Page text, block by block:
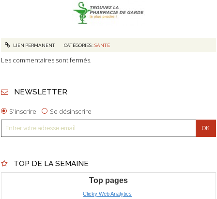
LIEN PERMANENT CATÉGORIES :SANTÉ
Les commentaires sont fermés.
NEWSLETTER
S'inscrire Se désinscrire
TOP DE LA SEMAINE